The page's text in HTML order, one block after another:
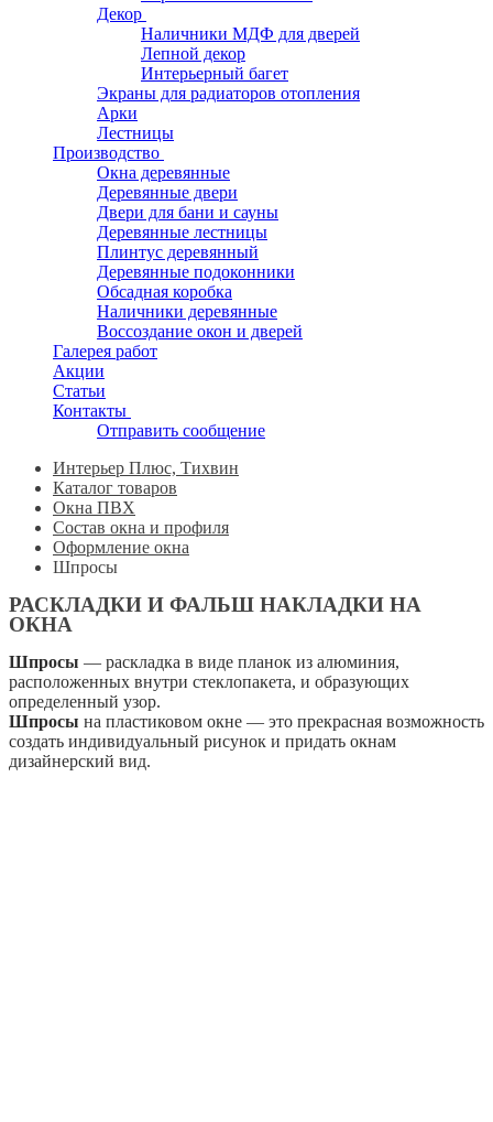
Декор
Наличники МДФ для дверей
Лепной декор
Интерьерный багет
Экраны для радиаторов отопления
Арки
Лестницы
Производство
Окна деревянные
Деревянные двери
Двери для бани и сауны
Деревянные лестницы
Плинтус деревянный
Деревянные подоконники
Обсадная коробка
Наличники деревянные
Воссоздание окон и дверей
Галерея работ
Акции
Статьи
Контакты
Отправить сообщение
Интерьер Плюс, Тихвин
Каталог товаров
Окна ПВХ
Состав окна и профиля
Оформление окна
Шпросы
РАСКЛАДКИ И ФАЛЬШ НАКЛАДКИ НА
ОКНА
Шпросы — раскладка в виде планок из алюминия,
расположенных внутри стеклопакета, и образующих
определенный узор.
Шпросы на пластиковом окне — это прекрасная возможность
создать индивидуальный рисунок и придать окнам
дизайнерский вид.